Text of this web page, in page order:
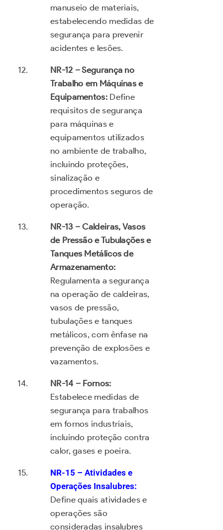
manuseio de materiais,
estabelecendo medidas de
segurança para prevenir
acidentes e lesões.
NR-12 – Segurança no
Trabalho em Máquinas e
Equipamentos:Define
requisitos de segurança
para máquinas e
equipamentos utilizados
no ambiente de trabalho,
incluindo proteções,
sinalização e
procedimentos seguros de
operação.
NR-13 – Caldeiras, Vasos
de Pressão e Tubulações e
Tanques Metálicos de
Armazenamento:
Regulamenta a segurança
na operação de caldeiras,
vasos de pressão,
tubulações e tanques
metálicos, com ênfase na
prevenção de explosões e
vazamentos.
NR-14 – Fornos:
Estabelece medidas de
segurança para trabalhos
em fornos industriais,
incluindo proteção contra
calor, gases e poeira.
NR-15 – Atividades e
Operações Insalubres:
Define quais atividades e
operações são
consideradas insalubres